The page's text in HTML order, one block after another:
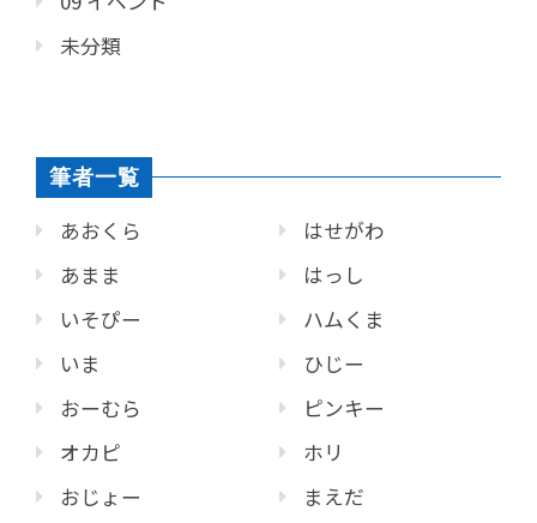
未分類
筆者一覧
あおくら
あまま
いそぴー
いま
おーむら
オカピ
おじょー
はせがわ
はっし
ハムくま
ひじー
ピンキー
ホリ
まえだ